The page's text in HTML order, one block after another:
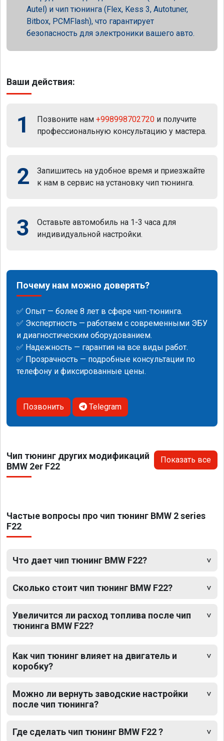
Autel) и чип тюнинга (Flex, Kess 3, Autotuner,
Bitbox, PCMFlash), что гарантирует
безопасность для электроники вашего авто.
Ваши действия:
1 Позвоните нам +998998702720 и получите
профессиональную консультацию у мастера.
2
Запишитесь на удобное время и приезжайте
к нам в сервис на установку чип тюнинга.
3
Оставьте автомобиль на 1-3 часа для
индивидуальной настройки.
Почему нам можно доверять?
✅ Опыт — более 8 лет в сфере чип-тюнинга.
✅ Экспертность — работаем с современными ЭБУ
и диагностическим оборудованием.
✅ Надежность — гарантия на все виды работ.
✅ Прозрачность — подробные консультации по
телефону и фиксированные цены.
Позвонить Telegram
Чип тюнинг других модификаций
BMW 2er F22
Показать все
Частые вопросы про чип тюнинг BMW 2 series
F22
Что дает чип тюнинг BMW F22?
Сколько стоит чип тюнинг BMW F22?
Увеличится ли расход топлива после чип
тюнинга BMW F22?
Как чип тюнинг влияет на двигатель и
коробку?
Можно ли вернуть заводские настройки
после чип тюнинга?
Где сделать чип тюнинг BMW F22 ?